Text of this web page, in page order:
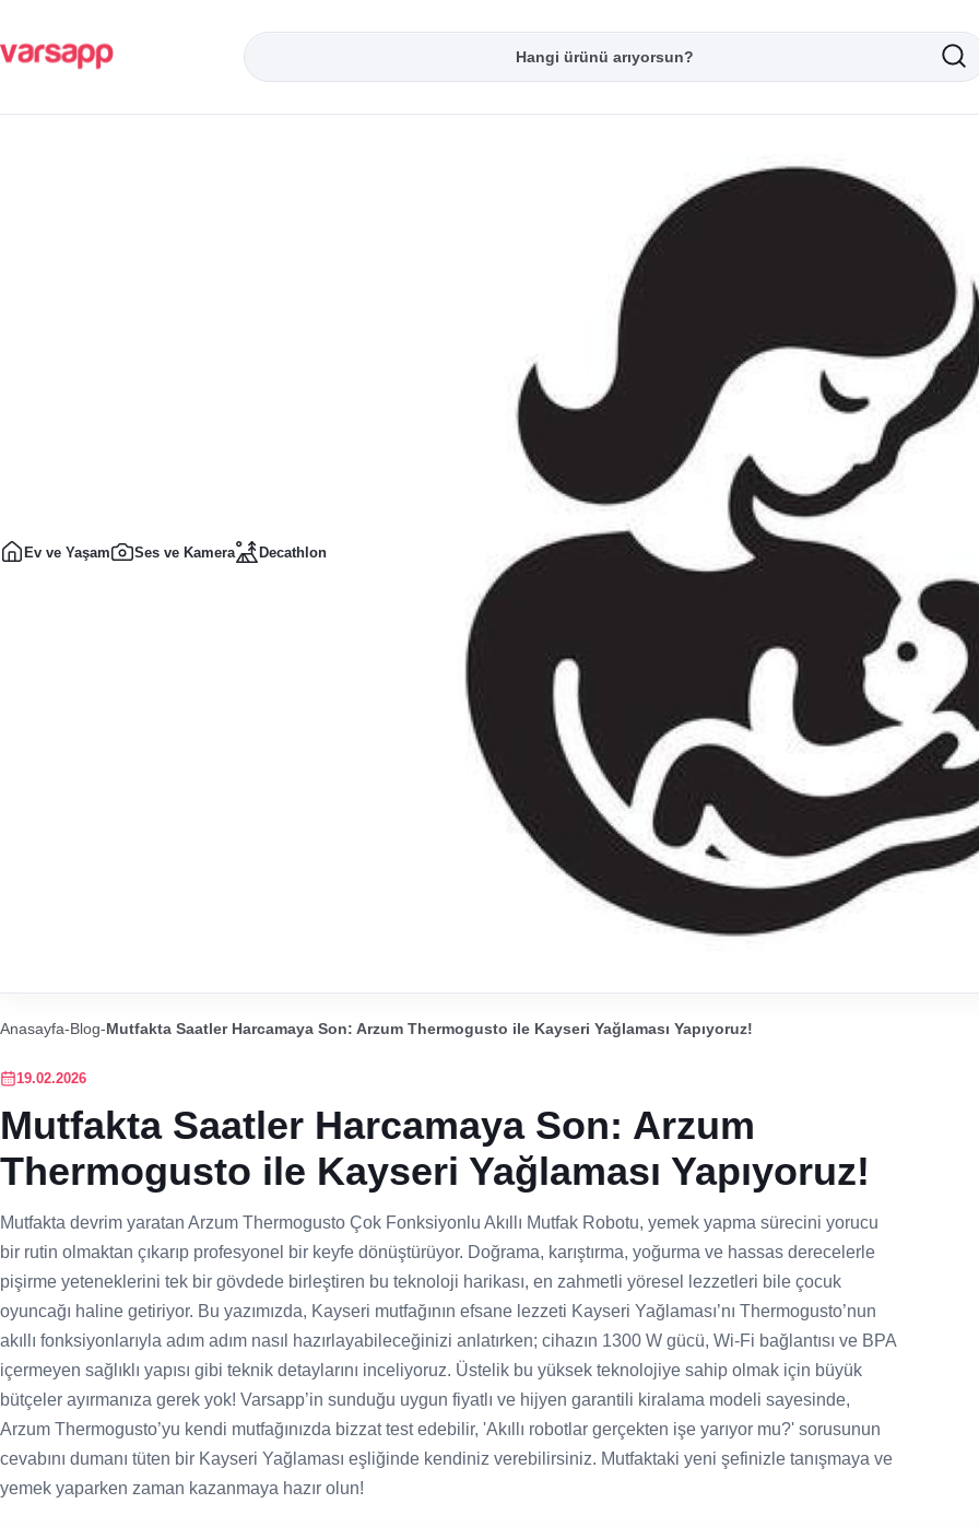
Ev ve Yaşam Ses ve Kamera Decathlon
Anasayfa-Blog-Mutfakta Saatler Harcamaya Son: Arzum Thermogusto ile Kayseri Yağlaması Yapıyoruz!
19.02.2026
Mutfakta Saatler Harcamaya Son: Arzum
Thermogusto ile Kayseri Yağlaması Yapıyoruz!
Mutfakta devrim yaratan Arzum Thermogusto Çok Fonksiyonlu Akıllı Mutfak Robotu, yemek yapma sürecini yorucu
bir rutin olmaktan çıkarıp profesyonel bir keyfe dönüştürüyor. Doğrama, karıştırma, yoğurma ve hassas derecelerle
pişirme yeteneklerini tek bir gövdede birleştiren bu teknoloji harikası, en zahmetli yöresel lezzetleri bile çocuk
oyuncağı haline getiriyor. Bu yazımızda, Kayseri mutfağının efsane lezzeti Kayseri Yağlaması’nı Thermogusto’nun
akıllı fonksiyonlarıyla adım adım nasıl hazırlayabileceğinizi anlatırken; cihazın 1300 W gücü, Wi-Fi bağlantısı ve BPA
içermeyen sağlıklı yapısı gibi teknik detaylarını inceliyoruz. Üstelik bu yüksek teknolojiye sahip olmak için büyük
bütçeler ayırmanıza gerek yok! Varsapp’in sunduğu uygun fiyatlı ve hijyen garantili kiralama modeli sayesinde,
Arzum Thermogusto’yu kendi mutfağınızda bizzat test edebilir, 'Akıllı robotlar gerçekten işe yarıyor mu?' sorusunun
cevabını dumanı tüten bir Kayseri Yağlaması eşliğinde kendiniz verebilirsiniz. Mutfaktaki yeni şefinizle tanışmaya ve
yemek yaparken zaman kazanmaya hazır olun!